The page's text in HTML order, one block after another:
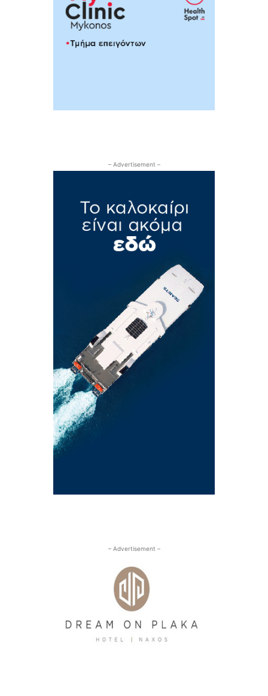
– Advertisement –
– Advertisement –